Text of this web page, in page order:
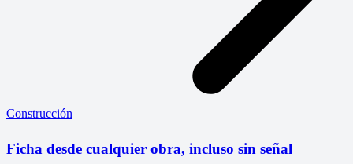
Construcción
Ficha desde cualquier obra, incluso sin señal